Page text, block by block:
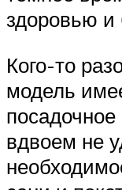
здоровью и
Кого-то
модель
посадочное
вдвоем не